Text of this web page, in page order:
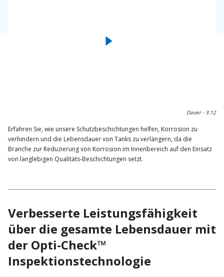
bei den folgenden wichtigen Themen behilflich sein:
Dauer -3:12
Erfahren Sie, wie unsere Schutzbeschichtungen helfen, Korrosion zu
verhindern und die Lebensdauer von Tanks zu verlängern, da die
Branche zur Reduzierung von Korrosion im Innenbereich auf den Einsatz
von langlebigen Qualitäts-Beschichtungen setzt.
Verbesserte Leistungsfähigkeit
über die gesamte Lebensdauer mit
der Opti-Check™
Inspektionstechnologie